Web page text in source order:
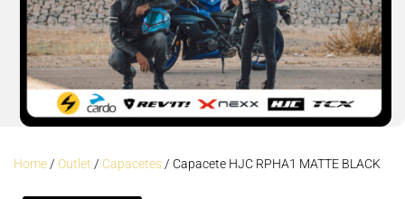
Home/ Outlet / Capacetes/ Capacete HJC RPHA1 MATTE BLACK